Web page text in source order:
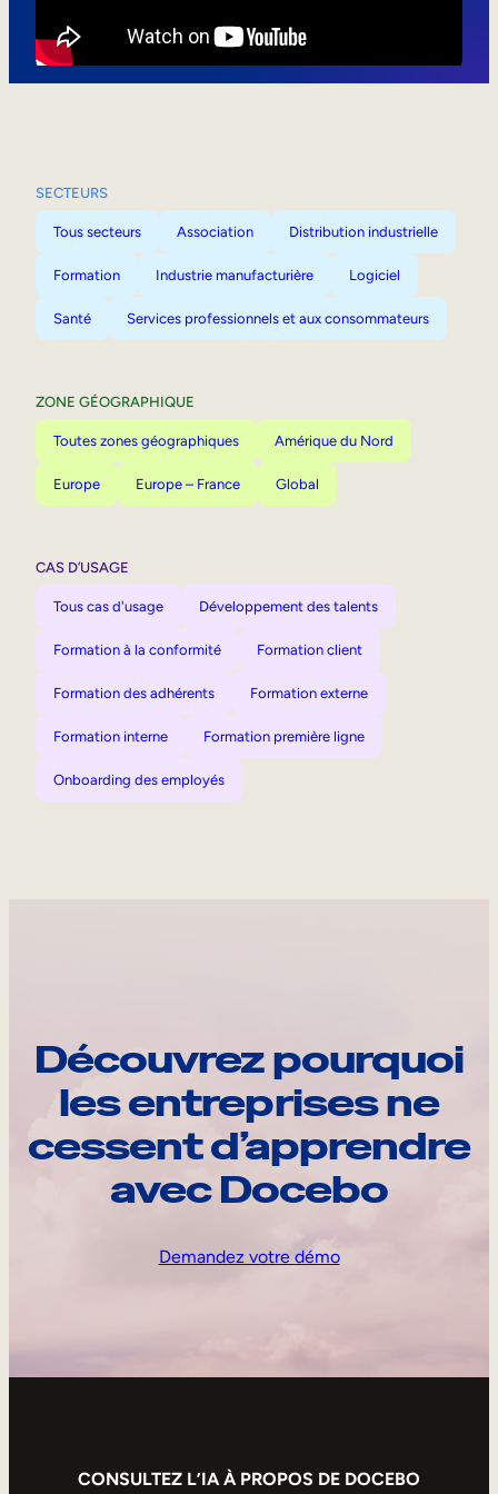
SECTEURS
Tous secteurs Association Distribution industrielle
Formation Industrie manufacturière Logiciel
Santé Services professionnels et aux consommateurs
ZONE GÉOGRAPHIQUE
Toutes zones géographiques Amérique du Nord
Europe Europe – France Global
CAS D’USAGE
Tous cas d'usage Développement des talents
Formation à la conformité Formation client
Formation des adhérents Formation externe
Formation interne Formation première ligne
Onboarding des employés
Découvrez pourquoi
les entreprises ne
cessent d’apprendre
avec Docebo
Demandez votre démo
CONSULTEZ L’IA À PROPOS DE DOCEBO